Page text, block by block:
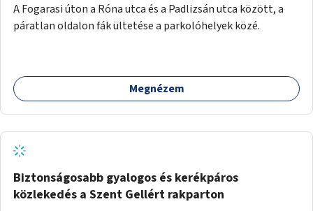
A Fogarasi úton a Róna utca és a Padlizsán utca között, a
páratlan oldalon fák ültetése a parkolóhelyek közé.
Megnézem
Biztonságosabb gyalogos és kerékpáros
közlekedés a Szent Gellért rakparton